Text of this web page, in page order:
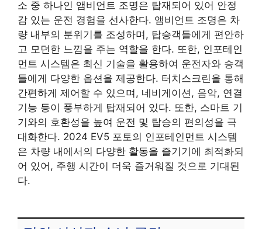
소 중 하나인 앰비언트 조명은 탑재되어 있어 안정
감 있는 운전 경험을 선사한다. 앰비언트 조명은 차
량 내부의 분위기를 조성하며, 탑승객들에게 편안하
고 모던한 느낌을 주는 역할을 한다. 또한, 인포테인
먼트 시스템은 최신 기술을 활용하여 운전자와 승객
들에게 다양한 옵션을 제공한다. 터치스크린을 통해
간편하게 제어할 수 있으며, 네비게이션, 음악, 연결
기능 등이 풍부하게 탑재되어 있다. 또한, 스마트 기
기와의 호환성을 높여 운전 및 탑승의 편의성을 극
대화한다. 2024 EV5 포토의 인포테인먼트 시스템
은 차량 내에서의 다양한 활동을 즐기기에 최적화되
어 있어, 주행 시간이 더욱 즐거워질 것으로 기대된
다.